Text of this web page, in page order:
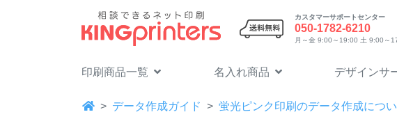
カスタマーサポートセンター
050-1782-6210
月～金 9:00～19:00 土 9:00～
印刷商品一覧 名入れ商品 デザインサ
データ作成ガイド 蛍光ピンク印刷のデータ作成につ